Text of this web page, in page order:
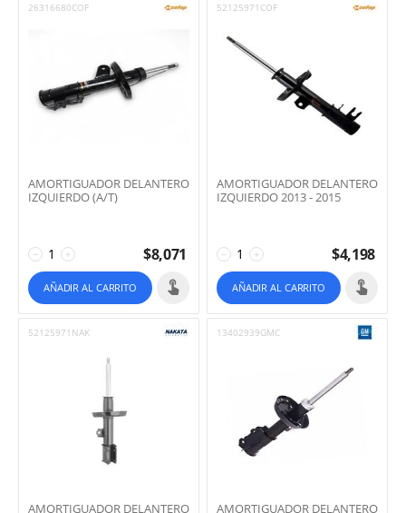
26316680COF
AMORTIGUADOR DELANTERO
IZQUIERDO (A/T)
+
− $8,071
AÑADIR AL CARRITO
52125971COF
AMORTIGUADOR DELANTERO
IZQUIERDO 2013 - 2015
+
− $4,198
AÑADIR AL CARRITO
52125971NAK
AMORTIGUADOR DELANTERO
13402939GMC
AMORTIGUADOR DELANTERO